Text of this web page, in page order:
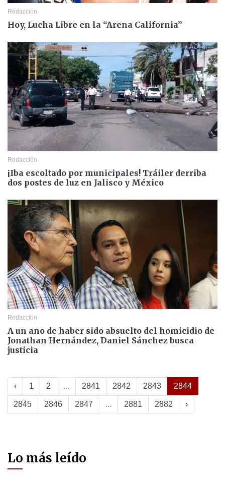
Redacción
Hoy, Lucha Libre en la “Arena California”
Redacción
¡Iba escoltado por municipales! Tráiler derriba
dos postes de luz en Jalisco y México
Redacción
A un año de haber sido absuelto del homicidio de
Jonathan Hernández, Daniel Sánchez busca
justicia
‹ 1 2 ... 2841 2842 2843 2844
2845 2846 2847 ... 2881 2882 ›
Lo más leído